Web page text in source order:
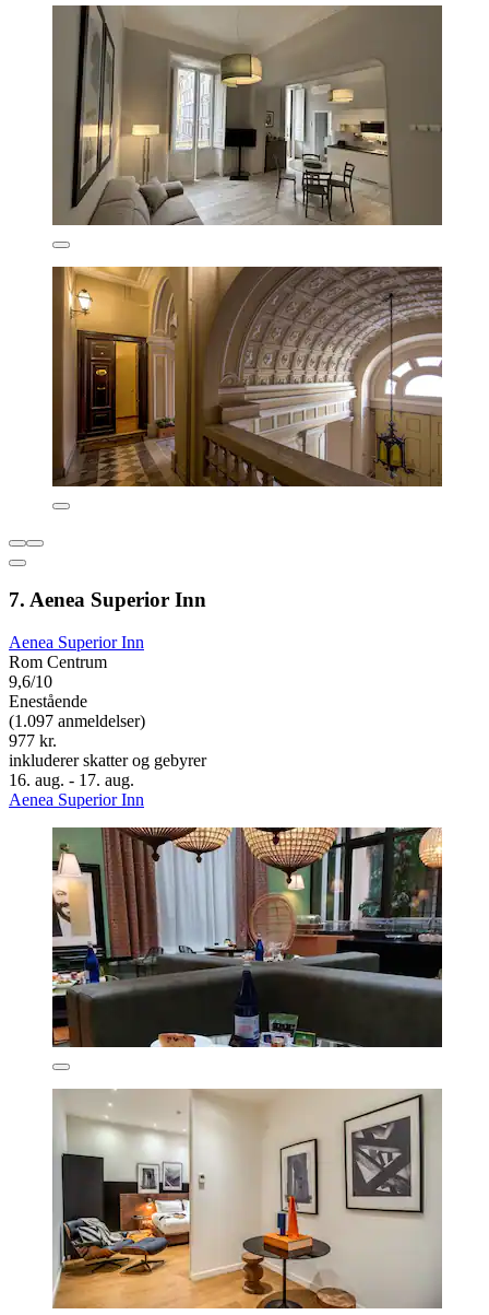
7. Aenea Superior Inn
Aenea Superior Inn
Rom Centrum
9,6/10
Enestående
(1.097 anmeldelser)
977 kr.
inkluderer skatter og gebyrer
16. aug. - 17. aug.
Aenea Superior Inn